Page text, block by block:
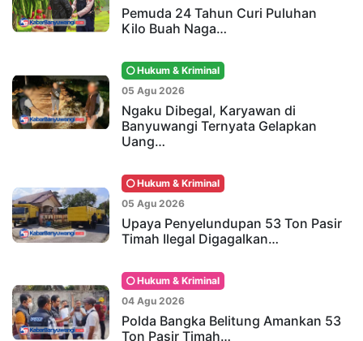
Pemuda 24 Tahun Curi Puluhan
Kilo Buah Naga…
Hukum & Kriminal
05 Agu 2026
Ngaku Dibegal, Karyawan di
Banyuwangi Ternyata Gelapkan
Uang…
Hukum & Kriminal
05 Agu 2026
Upaya Penyelundupan 53 Ton Pasir
Timah Ilegal Digagalkan…
Hukum & Kriminal
04 Agu 2026
Polda Bangka Belitung Amankan 53
Ton Pasir Timah…